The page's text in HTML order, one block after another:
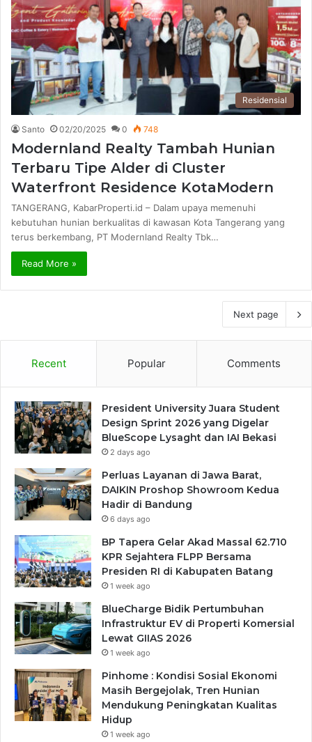
Residensial
Santo 02/20/2025 0 748
Modernland Realty Tambah Hunian
Terbaru Tipe Alder di Cluster
Waterfront Residence KotaModern
TANGERANG, KabarProperti.id – Dalam upaya memenuhi
kebutuhan hunian berkualitas di kawasan Kota Tangerang yang
terus berkembang, PT Modernland Realty Tbk…
Read More »
Next page
Recent Popular Comments
President University Juara Student
Design Sprint 2026 yang Digelar
BlueScope Lysaght dan IAI Bekasi
2 days ago
Perluas Layanan di Jawa Barat,
DAIKIN Proshop Showroom Kedua
Hadir di Bandung
6 days ago
BP Tapera Gelar Akad Massal 62.710
KPR Sejahtera FLPP Bersama
Presiden RI di Kabupaten Batang
1 week ago
BlueCharge Bidik Pertumbuhan
Infrastruktur EV di Properti Komersial
Lewat GIIAS 2026
1 week ago
Pinhome : Kondisi Sosial Ekonomi
Masih Bergejolak, Tren Hunian
Mendukung Peningkatan Kualitas
Hidup
1 week ago